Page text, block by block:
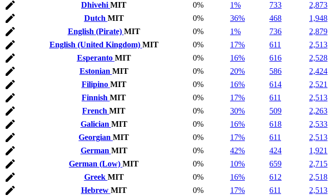
Dhivehi MIT 0% 1% 733 2,873
Dutch MIT 0% 36% 468 1,948
English (Pirate) MIT 0% 1% 736 2,879
English (United Kingdom) MIT 0% 17% 611 2,513
Esperanto MIT 0% 16% 616 2,528
Estonian MIT 0% 20% 586 2,424
Filipino MIT 0% 16% 614 2,521
Finnish MIT 0% 17% 611 2,513
French MIT 0% 30% 509 2,263
Galician MIT 0% 16% 618 2,533
Georgian MIT 0% 17% 611 2,513
German MIT 0% 42% 424 1,921
German (Low) MIT 0% 10% 659 2,715
Greek MIT 0% 16% 612 2,518
Hebrew MIT 0% 17% 611 2,513